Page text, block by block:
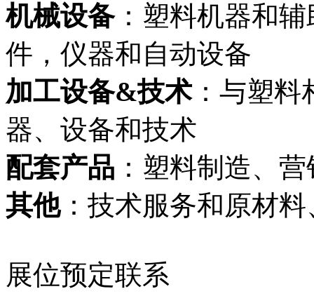
机械设备：塑料机器和
件，仪器和自动设备
加工设备&技术：与塑料
器、设备和技术
配套产品 ：塑料制造、
其他：技术服务和原材
展位预定联系